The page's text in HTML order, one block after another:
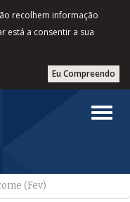
recolhem informação
está a consentir a sua
Eu Compreendo
(Fev)